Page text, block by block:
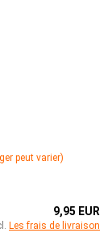
peut varier)
9,95 EUR
Les frais de livraison